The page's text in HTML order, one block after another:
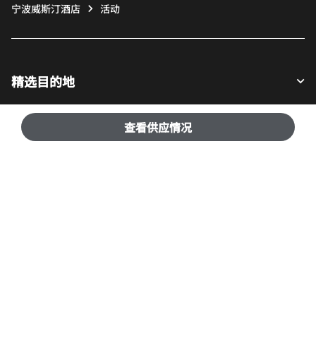
查看供应情况
宁波威斯汀酒店 活动
精选目的地
宾客适用